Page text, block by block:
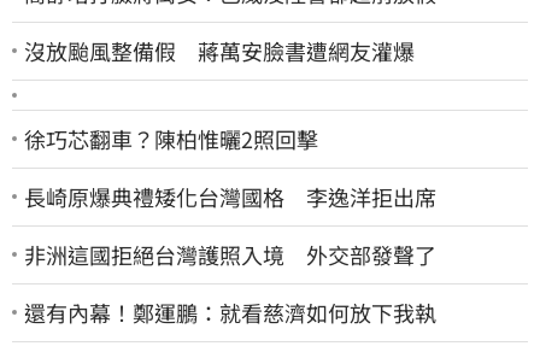
沒放颱風整備假 蔣萬安臉書遭網友灌爆
徐巧芯翻車？陳柏惟曬2照回擊
長崎原爆典禮矮化台灣國格 李逸洋拒出席
非洲這國拒絕台灣護照入境 外交部發聲了
還有內幕！鄭運鵬：就看慈濟如何放下我執